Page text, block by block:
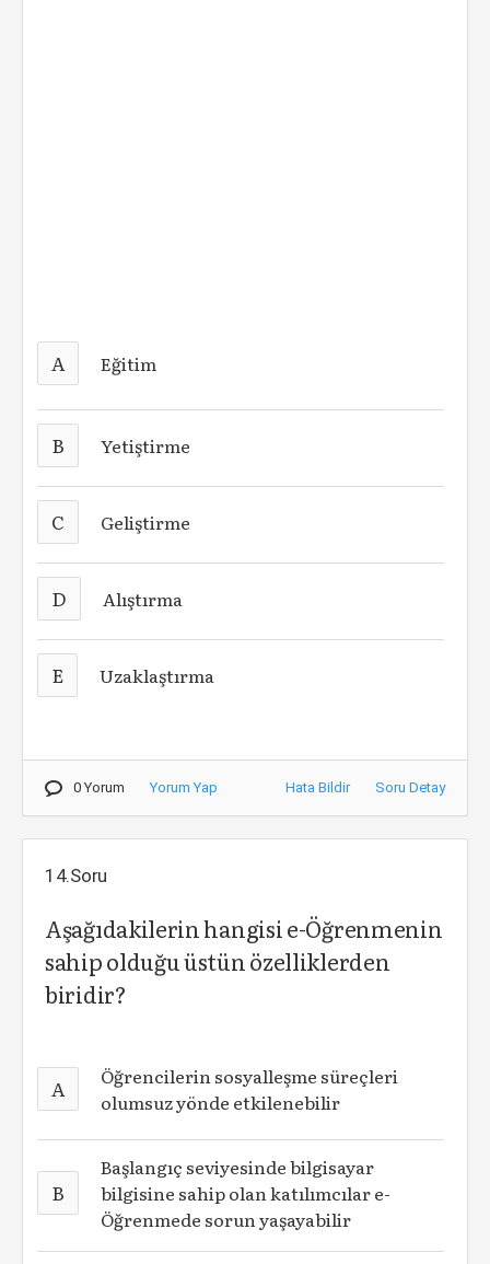
A Eğitim
B Yetiştirme
C Geliştirme
D Alıştırma
E Uzaklaştırma
0 Yorum Yorum Yap Hata Bildir Soru Detay
14.Soru
Aşağıdakilerin hangisi e-Öğrenmenin
sahip olduğu üstün özelliklerden
biridir?
A
Öğrencilerin sosyalleşme süreçleri
olumsuz yönde etkilenebilir
B
Başlangıç seviyesinde bilgisayar
bilgisine sahip olan katılımcılar e-
Öğrenmede sorun yaşayabilir